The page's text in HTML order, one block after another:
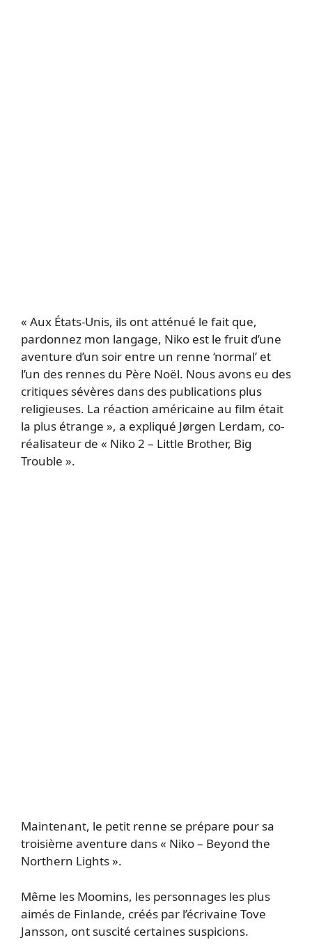
« Aux États-Unis, ils ont atténué le fait que,
pardonnez mon langage, Niko est le fruit d’une
aventure d’un soir entre un renne ‘normal’ et
l’un des rennes du Père Noël. Nous avons eu des
critiques sévères dans des publications plus
religieuses. La réaction américaine au film était
la plus étrange », a expliqué Jørgen Lerdam, co-
réalisateur de « Niko 2 – Little Brother, Big
Trouble ».
Maintenant, le petit renne se prépare pour sa
troisième aventure dans « Niko – Beyond the
Northern Lights ».
Même les Moomins, les personnages les plus
aimés de Finlande, créés par l’écrivaine Tove
Jansson, ont suscité certaines suspicions.